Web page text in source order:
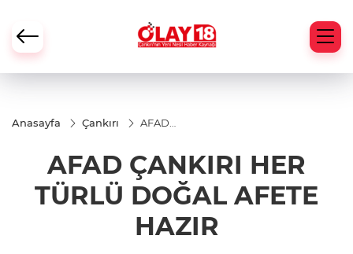
Anasayfa Çankırı
AFAD
TÜRLÜ
DOĞAL
AFETE
HAZIR
AFAD ÇANKIRI HER
TÜRLÜ DOĞAL AFETE
HAZIR